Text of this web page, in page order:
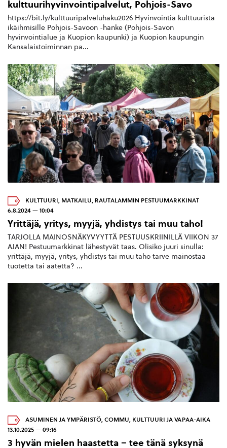
kulttuurihyvinvointipalvelut, Pohjois-Savo
https://bit.ly/kulttuuripalveluhaku2026 Hyvinvointia kulttuurista
ikäihmisille Pohjois-Savoon -hanke (Pohjois-Savon
hyvinvointialue ja Kuopion kaupunki) ja Kuopion kaupungin
Kansalaistoiminnan pa...
KULTTUURI, MATKAILU, RAUTALAMMIN PESTUUMARKKINAT
6.8.2024 — 10:04
Yrittäjä, yritys, myyjä, yhdistys tai muu taho!
TARJOLLA MAINOSNÄKYVYYTTÄ PESTUUSKRIINILLÄ VIIKON 37
AJAN! Pestuumarkkinat lähestyvät taas. Olisiko juuri sinulla:
yrittäjä, myyjä, yritys, yhdistys tai muu taho tarve mainostaa
tuotetta tai aatetta? ...
ASUMINEN JA YMPÄRISTÖ, COMMU, KULTTUURI JA VAPAA-AIKA
13.10.2025 — 09:16
3 hyvän mielen haastetta – tee tänä syksynä